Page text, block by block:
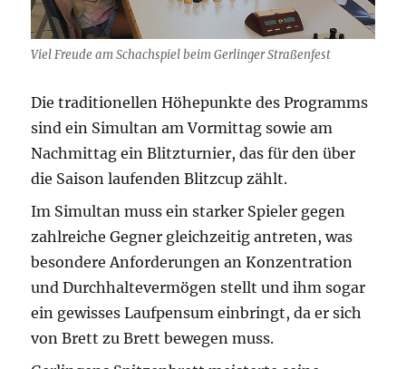
Viel Freude am Schachspiel beim Gerlinger Straßenfest
Die traditionellen Höhepunkte des Programms
sind ein Simultan am Vormittag sowie am
Nachmittag ein Blitzturnier, das für den über
die Saison laufenden Blitzcup zählt.
Im Simultan muss ein starker Spieler gegen
zahlreiche Gegner gleichzeitig antreten, was
besondere Anforderungen an Konzentration
und Durchhaltevermögen stellt und ihm sogar
ein gewisses Laufpensum einbringt, da er sich
von Brett zu Brett bewegen muss.